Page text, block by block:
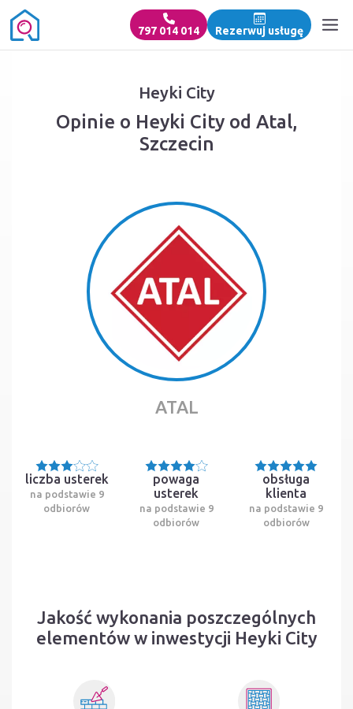
797 014 014 Rezerwuj usługę
Heyki City
Opinie o Heyki City od Atal,
Szczecin
ATAL
liczba usterek
na podstawie 9
odbiorów
powaga
usterek
na podstawie 9
odbiorów
obsługa
klienta
na podstawie 9
odbiorów
Jakość wykonania poszczególnych
elementów w inwestycji Heyki City